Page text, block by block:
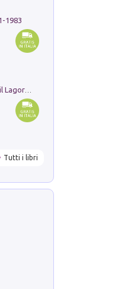
1983
Tutti i libri